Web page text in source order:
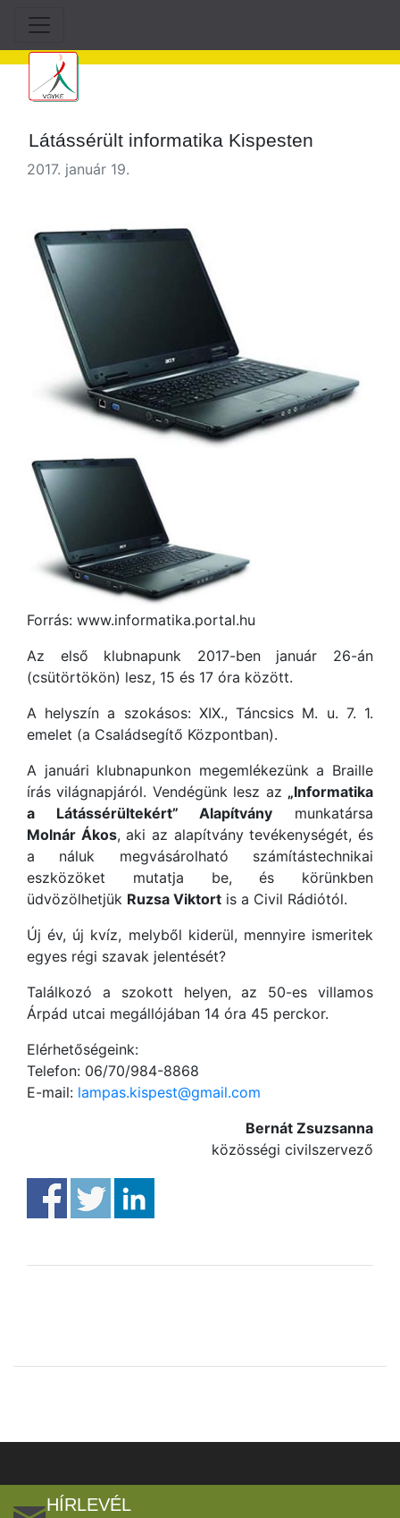
Látássérült informatika Kispesten
2017. január 19.
Forrás: www.informatika.portal.hu
Az első klubnapunk 2017-ben január 26-án
(csütörtökön) lesz, 15 és 17 óra között.
A helyszín a szokásos: XIX., Táncsics M. u. 7. 1.
emelet (a Családsegítő Központban).
A januári klubnapunkon megemlékezünk a Braille
írás világnapjáról. Vendégünk lesz az „Informatika
a Látássérültekért” Alapítvány munkatársa
Molnár Ákos, aki az alapítvány tevékenységét, és
a náluk megvásárolható számítástechnikai
eszközöket mutatja be, és körünkben
üdvözölhetjük Ruzsa Viktort is a Civil Rádiótól.
Új év, új kvíz, melyből kiderül, mennyire ismeritek
egyes régi szavak jelentését?
Találkozó a szokott helyen, az 50-es villamos
Árpád utcai megállójában 14 óra 45 perckor.
Elérhetőségeink:
Telefon: 06/70/984-8868
E-mail: lampas.kispest@gmail.com
Bernát Zsuzsanna
közösségi civilszervező
HÍRLEVÉL